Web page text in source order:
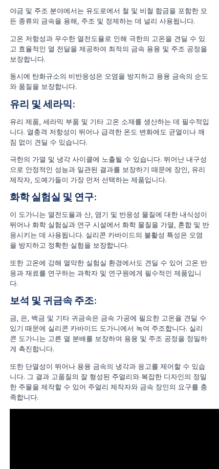
야금 및 주조 분야에서는 유도로에서 철 및 비철 합금을 포함한 모
든 종류의 금속을 용해, 주조 및 정제하는 데 널리 사용됩니다.
고온 저항성과 우수한 열전도율로 인해 극한의 고온을 견딜 수 있
고 효율적인 열 전달을 제공하여 최적의 금속 용융 및 주조 공정을
보장합니다.
동시에 탄화규소의 비반응성은 오염을 방지하고 용융 금속의 순도
와 품질을 보장합니다.
유리 및 세라믹:
유리 제품, 세라믹 부품 및 기타 고온 소재를 생산하는 데 필수적입
니다. 열충격 저항성이 뛰어나 급격한 온도 변화에도 균열이나 깨
짐 없이 견딜 수 있습니다.
극한의 가열 및 냉각 사이클에 노출될 수 있습니다. 뛰어난 내구성
으로 안정적인 성능과 일관된 결과를 보장하기 때문에 장인, 유리
제작자, 도예가들이 가장 먼저 선택하는 제품입니다.
화학 실험실 및 연구:
이 도가니는 열전도율과 산, 염기 및 반응성 물질에 대한 내식성이
뛰어나 화학 실험실과 연구 시설에서 화학 물질을 가열, 혼합 및 반
응시키는 데 사용됩니다. 실리콘 카바이드의 불활성 특성은 오염
을 방지하고 정확한 실험을 보장합니다.
또한 고온에 강해 열악한 실험실 환경에서도 견딜 수 있어 고온 반
응과 재료를 연구하는 과학자 및 연구원에게 필수적인 제품입니
다.
보석 및 귀금속 주조:
금, 은, 백금 및 기타 귀금속은 금속 가공에 필요한 고온을 견딜 수
있기 때문에 실리콘 카바이드 도가니에서 녹여 주조합니다. 실리
콘 도가니는 고른 열 분배를 보장하여 용융 및 주조 공정을 정밀하
게 촉진합니다.
또한 단열성이 뛰어나 용융 금속의 냉각과 응고를 제어할 수 있습
니다. 그 결과 고품질의 잘 형성된 주얼리와 복잡한 디자인의 정밀
한 주물을 제작할 수 있어 주얼리 제작자와 금속 장인의 요구를 충
족합니다.